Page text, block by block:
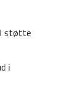
støtte
i